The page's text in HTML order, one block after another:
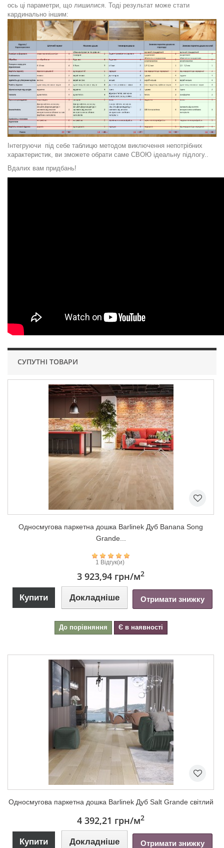
ось ці параметри, що лишилися. Тоді результат може стати
кардинально іншим:
Інтегруючи під себе таблицю методом виключення непотрібних
характеристик, ви зможете обрати саме СВОЮ ідеальну підлогу..
Вдалих вам придбань!
СУПУТНІ ТОВАРИ
Односмугова паркетна дошка Barlinek Дуб Banana Song
Grande...
1 Відгук(и)
3 923,94 грн/м2
Купити Докладніше Отримати знижку
До порівняння Є в наявності
Односмугова паркетна дошка Barlinek Дуб Salt Grande світлий
4 392,21 грн/м2
Купити Докладніше Отримати знижку